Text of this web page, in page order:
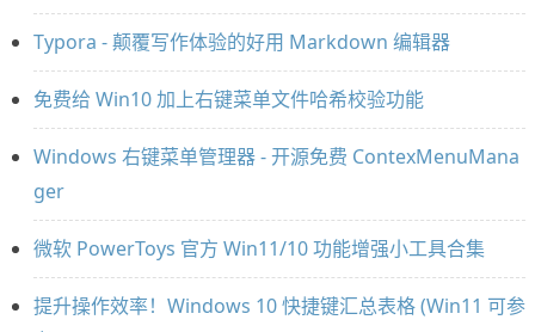
Typora - 颠覆写作体验的好用 Markdown 编辑器
免费给 Win10 加上右键菜单文件哈希校验功能
Windows 右键菜单管理器 - 开源免费 ContexMenuMana
ger
微软 PowerToys 官方 Win11/10 功能增强小工具合集
提升操作效率！Windows 10 快捷键汇总表格 (Win11 可参